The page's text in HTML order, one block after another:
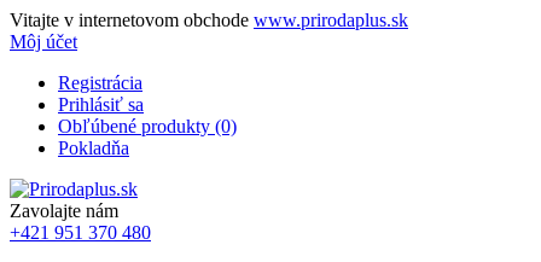
Vitajte v internetovom obchode www.prirodaplus.sk
Môj účet
Registrácia
Prihlásiť sa
Obľúbené produkty (0)
Pokladňa
Zavolajte nám
+421 951 370 480